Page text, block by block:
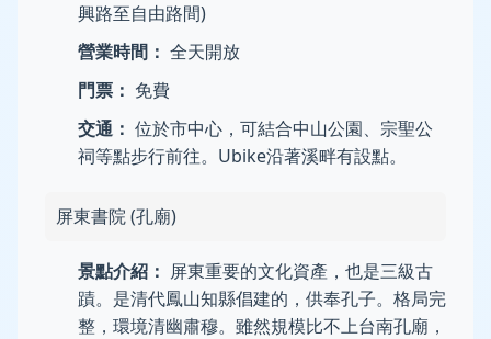
興路至自由路間)
營業時間： 全天開放
門票： 免費
交通： 位於市中心，可結合中山公園、宗聖公
祠等點步行前往。Ubike沿著溪畔有設點。
屏東書院 (孔廟)
景點介紹： 屏東重要的文化資產，也是三級古
蹟。是清代鳳山知縣倡建的，供奉孔子。格局完
整，環境清幽肅穆。雖然規模比不上台南孔廟，